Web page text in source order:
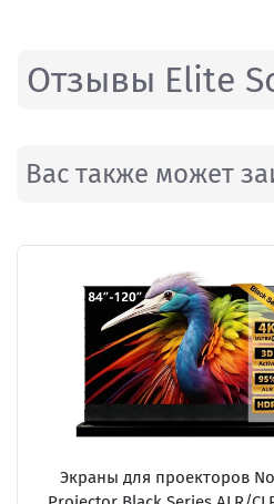
Отзывы Elite
Вас также может
Экраны для проекторов